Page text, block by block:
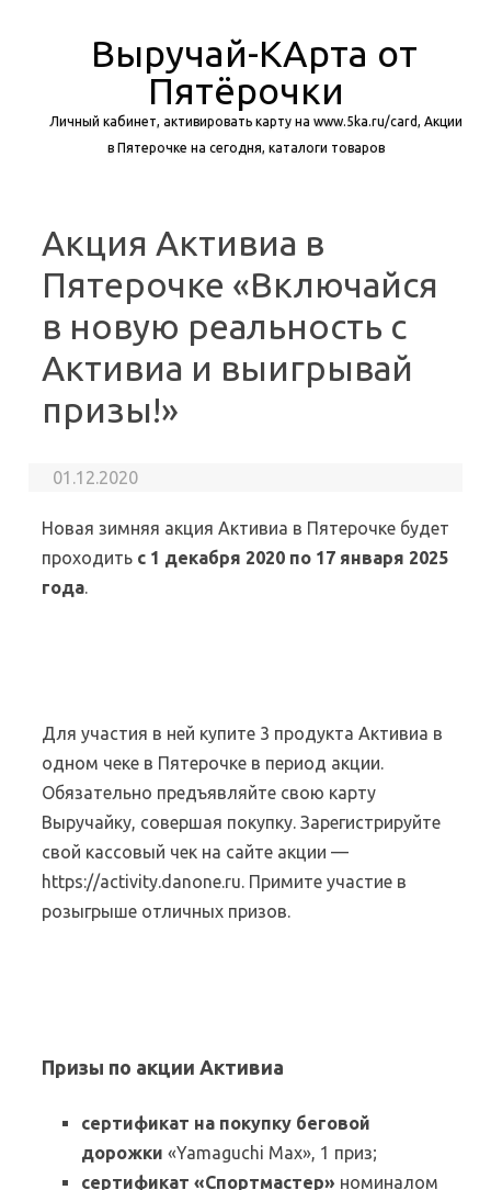
Выручай-КАрта от
Пятёрочки
Личный кабинет, активировать карту на www.5ka.ru/card, Акции
в Пятерочке на сегодня, каталоги товаров
Акция Активиа в
Пятерочке «Включайся
в новую реальность с
Активиа и выигрывай
призы!»
01.12.2020
Новая зимняя акция Активиа в Пятерочке будет
проходить c 1 декабря 2020 по 17 января 2025
года.
Для участия в ней купите 3 продукта Активиа в
одном чеке в Пятерочке в период акции.
Обязательно предъявляйте свою карту
Выручайку, совершая покупку. Зарегистрируйте
свой кассовый чек на сайте акции —
https://activity.danone.ru. Примите участие в
розыгрыше отличных призов.
Призы по акции Активиа
сертификат на покупку беговой
дорожки «Yamaguchi Max», 1 приз;
сертификат «Спортмастер» номиналом